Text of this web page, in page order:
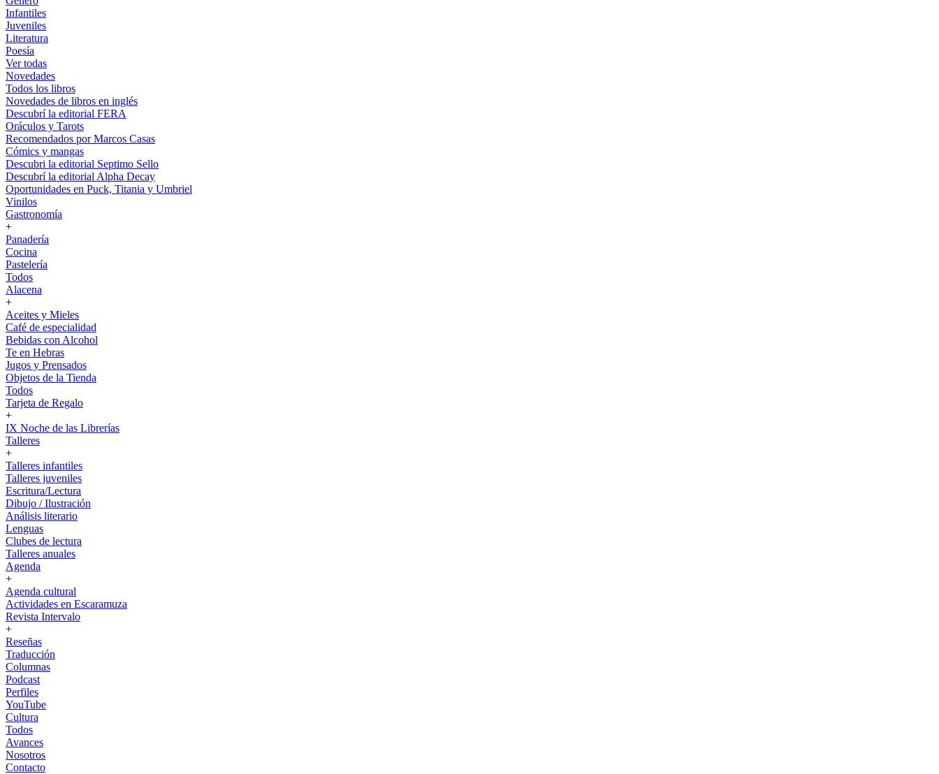
Infantiles
Juveniles
Literatura
Poesía
Ver todas
Novedades
Todos los libros
Novedades de libros en inglés
Descubrí la editorial FERA
Oráculos y Tarots
Recomendados por Marcos Casas
Cómics y mangas
Descubri la editorial Septimo Sello
Descubrí la editorial Alpha Decay
Oportunidades en Puck, Titania y Umbriel
Vinilos
Gastronomía
+
Panadería
Cocina
Pastelería
Todos
Alacena
+
Aceites y Mieles
Café de especialidad
Bebidas con Alcohol
Te en Hebras
Jugos y Prensados
Objetos de la Tienda
Todos
Tarjeta de Regalo
+
IX Noche de las Librerías
Talleres
+
Talleres infantiles
Talleres juveniles
Escritura/Lectura
Dibujo / Ilustración
Análisis literario
Lenguas
Clubes de lectura
Talleres anuales
Agenda
+
Agenda cultural
Actividades en Escaramuza
Revista Intervalo
+
Reseñas
Traducción
Columnas
Podcast
Perfiles
YouTube
Cultura
Todos
Avances
Nosotros
Contacto